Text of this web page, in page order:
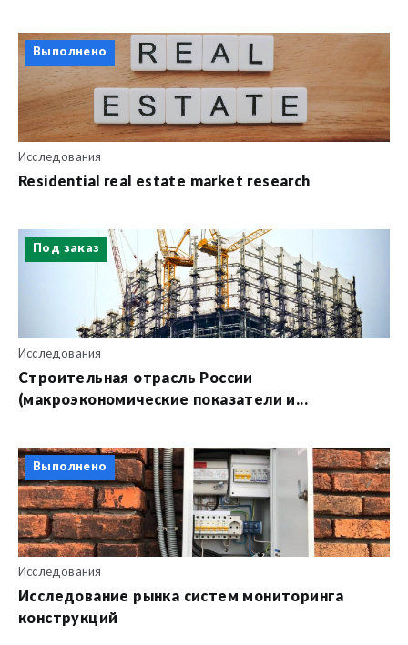
Выполнено
Исследования
Residential real estate market research
Под заказ
Исследования
Строительная отрасль России
(макроэкономические показатели и...
Выполнено
Исследования
Исследование рынка систем мониторинга
конструкций